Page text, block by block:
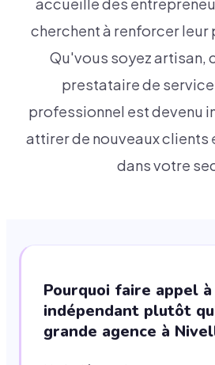
accueille des
cherchent à renforcer
Qu'vous soyez artisan,
prestataire de
professionnel est devenu
attirer de nouveaux clients
dans votre
Pourquoi faire appel à
indépendant plutôt
grande agence à